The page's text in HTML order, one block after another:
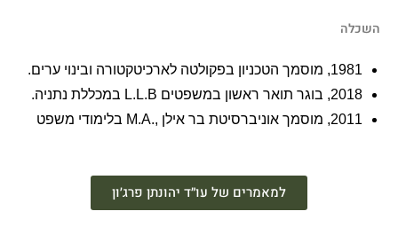
השכלה
1981, מוסמך הטכניון בפקולטה לארכיטקטורה ובינוי ערים
.
2018, בוגר תואר ראשון במשפטים L.L.B במכללת נתניה.
2011
, מוסמך אוניברסיטת בר אילן M.A., בלימודי משפט
למאמרים של עו״ד יהונתן פרג׳ון